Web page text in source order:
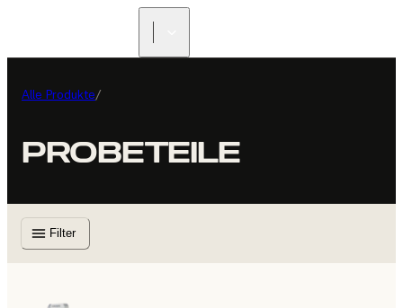
Alle Produkte/
PROBETEILE
Filter